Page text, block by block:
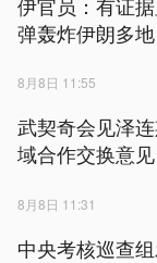
弹轰炸伊朗多地
8月8日 11:55
武契奇会见泽
域合作交换意见
8月8日 11:31
中央考核巡查